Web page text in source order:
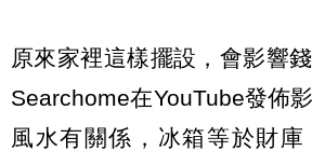
原來家裡這樣擺設，會影響
Searchome在YouTube發佈
風水有關係，冰箱等於財庫